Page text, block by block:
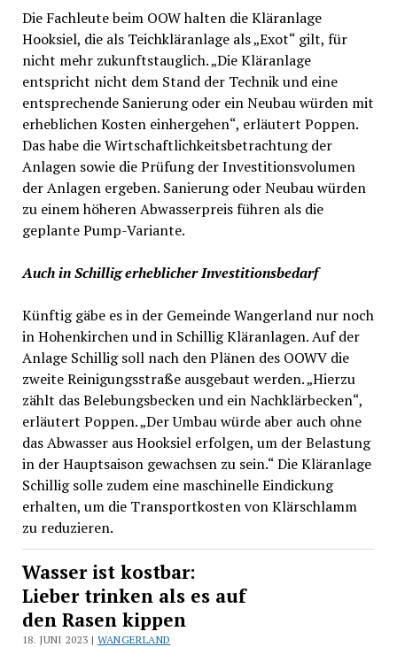
Die Fachleute beim OOW halten die Kläranlage
Hooksiel, die als Teichkläranlage als „Exot“ gilt, für
nicht mehr zukunftstauglich. „Die Kläranlage
entspricht nicht dem Stand der Technik und eine
entsprechende Sanierung oder ein Neubau würden mit
erheblichen Kosten einhergehen“, erläutert Poppen.
Das habe die Wirtschaftlichkeitsbetrachtung der
Anlagen sowie die Prüfung der Investitionsvolumen
der Anlagen ergeben. Sanierung oder Neubau würden
zu einem höheren Abwasserpreis führen als die
geplante Pump-Variante.
Auch in Schillig erheblicher Investitionsbedarf
Künftig gäbe es in der Gemeinde Wangerland nur noch
in Hohenkirchen und in Schillig Kläranlagen. Auf der
Anlage Schillig soll nach den Plänen des OOWV die
zweite Reinigungsstraße ausgebaut werden. „Hierzu
zählt das Belebungsbecken und ein Nachklärbecken“,
erläutert Poppen. „Der Umbau würde aber auch ohne
das Abwasser aus Hooksiel erfolgen, um der Belastung
in der Hauptsaison gewachsen zu sein.“ Die Kläranlage
Schillig solle zudem eine maschinelle Eindickung
erhalten, um die Transportkosten von Klärschlamm
zu reduzieren.
Wasser ist kostbar:
Lieber trinken als es auf
den Rasen kippen
18. JUNI 2023 | WANGERLAND